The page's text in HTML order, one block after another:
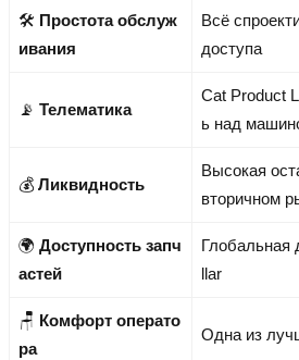
🛠️ Простота обслуж
ивания
Всё
доступа
📡 Телематика
Cat Product
ь над
💰 Ликвидность
Высокая
вторичном
🌍 Доступность запч
астей
Глобальная
llar
🪑 Комфорт операто
ра
Одна из